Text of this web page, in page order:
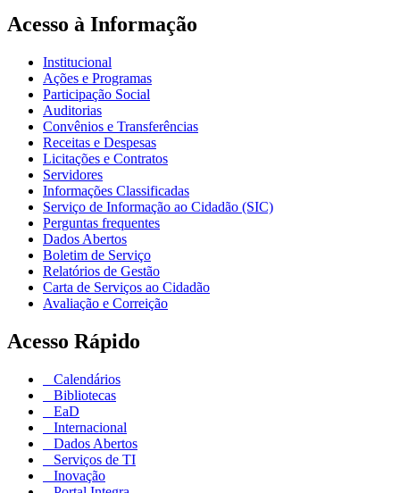
Acesso à Informação
Institucional
Ações e Programas
Participação Social
Auditorias
Convênios e Transferências
Receitas e Despesas
Licitações e Contratos
Servidores
Informações Classificadas
Serviço de Informação ao Cidadão (SIC)
Perguntas frequentes
Dados Abertos
Boletim de Serviço
Relatórios de Gestão
Carta de Serviços ao Cidadão
Avaliação e Correição
Acesso Rápido
Calendários
Bibliotecas
EaD
Internacional
Dados Abertos
Serviços de TI
Inovação